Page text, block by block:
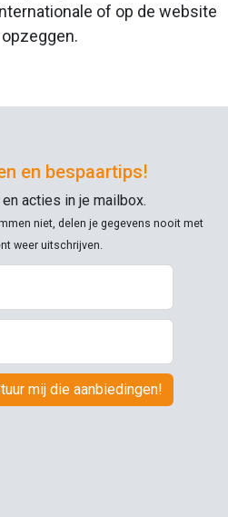
of op de website
en bespaartips!
acties in je mailbox.
niet, delen je gegevens nooit met
weer uitschrijven.